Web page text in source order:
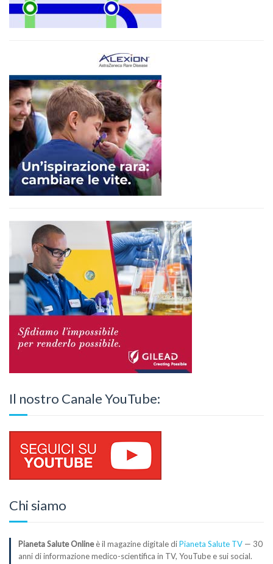
Il nostro Canale YouTube:
Chi siamo
Pianeta Salute Onlineè il magazine digitale diPianeta Salute TV — 30
anni di informazione medico-scientifica in TV, YouTube e sui social.